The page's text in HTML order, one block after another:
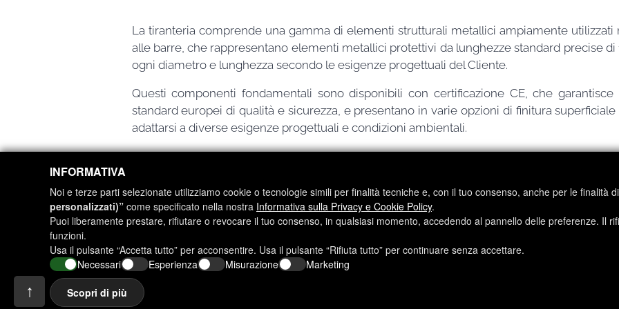
↑
INFORMATIVA
Noi e terze parti selezionate utilizziamo cookie o tecnologie simili per finalità tecniche e, con il tuo consenso, anche per le finalità di
personalizzati)” come specificato nella nostra Informativa sulla Privacy e Cookie Policy.
Puoi liberamente prestare, rifiutare o revocare il tuo consenso, in qualsiasi momento, accedendo al pannello delle preferenze. Il
funzioni.
Usa il pulsante “Accetta tutto” per acconsentire. Usa il pulsante “Rifiuta tutto” per continuare senza accettare.
Necessari
Esperienza Misurazione Marketing
Scopri di più
La tiranteria comprende una gamma di elementi strutturali metallici ampiamente utilizzati
alle barre, che rappresentano elementi metallici protettivi da lunghezze standard precise
ogni diametro e lunghezza secondo le esigenze progettuali del Cliente.
Questi componenti fondamentali sono disponibili con certificazione CE, che
standard europei di qualità e sicurezza, e presentano in varie opzioni di finitura superficiale
adattarsi a diverse esigenze progettuali e condizioni ambientali.
Barre Filettate
Sito realizzato da
Folosim cookie-uri pentru a permite funcționarea corectă și sigură a site-urilor noastre și pentru
a vă oferi cea mai bună experiență de utilizare.